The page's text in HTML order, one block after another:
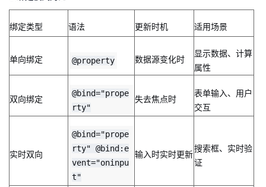
绑定类型 语法 更新时机 适用场景
单向绑定 @property 数据源变化时
显示数据、计算
属性
双向绑定
@bind="prope
rty"
失去焦点时
表单输入、用户
交互
实时双向
@bind="prope
rty" @bind:e
vent="oninpu
t"
输入时实时更新
搜索框、实时验
证